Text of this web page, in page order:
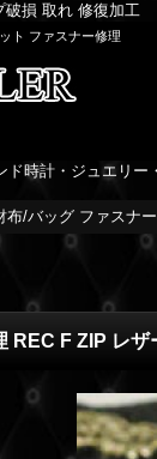
破損 取れ 修復加工
ト ファスナー修理
ド時計・ジュエリー
布/バッグ ファスナ
REC F ZIP レ